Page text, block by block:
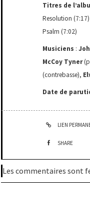
Titres de
Resolution
Psalm (7:02)
Musiciens :
McCoy Tyner
(contrebasse),
Date de
LIEN
SHARE
Les commentaires sont